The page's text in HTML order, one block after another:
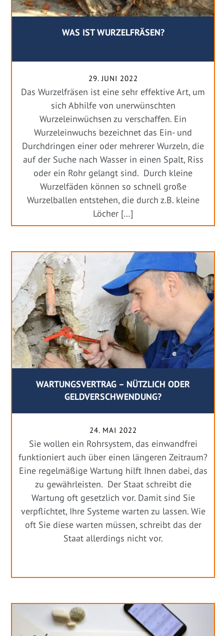
WAS IST WURZELFRÄSEN?
29. JUNI 2022
Das Wurzelfräsen ist eine sehr effektive Art, um
sich Abhilfe von unerwünschten
Wurzeleinwüchsen zu verschaffen. Ein
Wurzeleinwuchs bezeichnet das Ein- und
Durchdringen einer oder mehrerer Wurzeln, die
auf der Suche nach Wasser in einen Spalt, Riss
oder ein Rohr gelangt sind. Durch kleine
Wurzelfäden können so schnell große
Wurzelballen entstehen, die durch z.B. kleine
Löcher […]
WARTUNGSVERTRAG – NÜTZLICH ODER
GELDVERSCHWENDUNG?
24. MAI 2022
Sie wollen ein Rohrsystem, das einwandfrei
funktioniert auch über einen längeren Zeitraum?
Eine regelmäßige Wartung hilft Ihnen dabei, das
zu gewährleisten. Der Staat schreibt die
Wartung oft gesetzlich vor. Damit sind Sie
verpflichtet, Ihre Systeme warten zu lassen. Wie
oft Sie diese warten müssen, schreibt das der
Staat allerdings nicht vor.